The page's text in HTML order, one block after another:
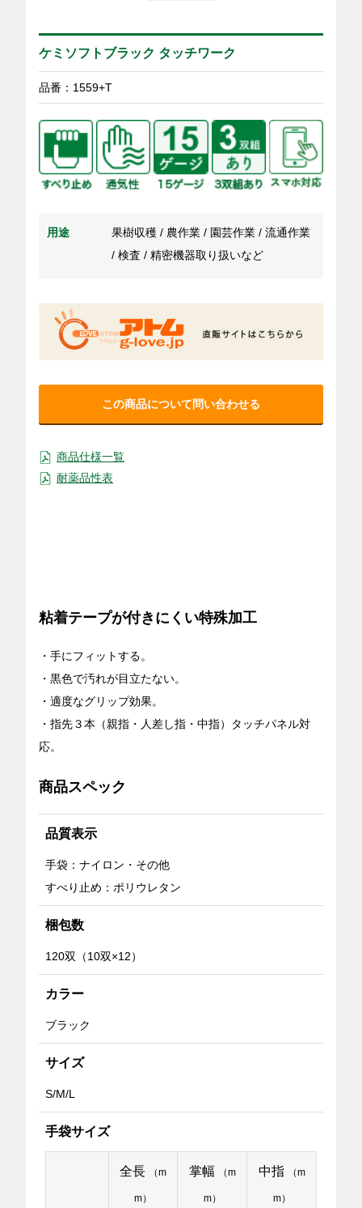
ケミソフトブラック タッチワーク
品番：1559+T
用途
果樹収穫 / 農作業 / 園芸作業 / 流通作業
/ 検査 / 精密機器取り扱いなど
この商品について問い合わせる
商品仕様一覧
耐薬品性表
粘着テープが付きにくい特殊加工
・手にフィットする。
・黒色で汚れが目立たない。
・適度なグリップ効果。
・指先３本（親指・人差し指・中指）タッチパネル対
応。
商品スペック
品質表示
手袋：ナイロン・その他
すべり止め：ポリウレタン
梱包数
120双（10双×12）
カラー
ブラック
サイズ
S/M/L
手袋サイズ
全長 （m
m）
掌幅 （m
m）
中指 （m
m）